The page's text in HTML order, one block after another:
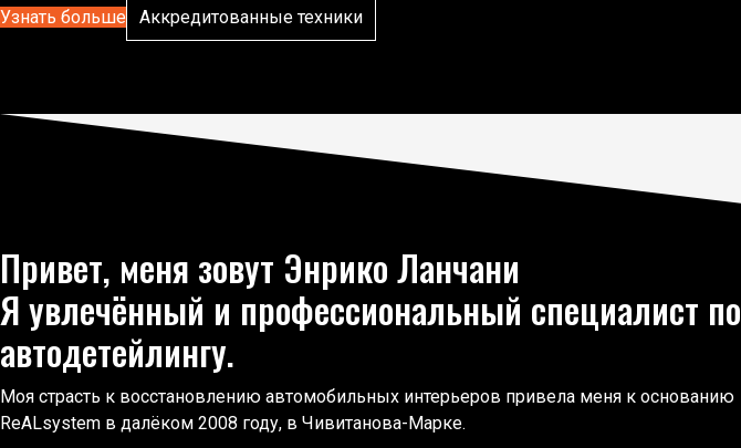
Узнать больше Аккредитованные техники
Привет, меня зовут Энрико Ланчани
Я увлечённый и профессиональный специалист по
автодетейлингу.
Моя страсть к восстановлению автомобильных интерьеров привела меня к основанию
ReALsystem в далёком 2008 году, в Чивитанова-Марке.